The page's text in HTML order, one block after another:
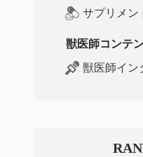
サプリメン
獣医師コンテ
獣医師イン